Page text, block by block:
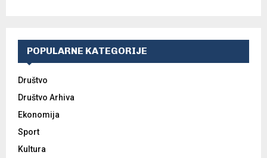
POPULARNE KATEGORIJE
Društvo
Društvo Arhiva
Ekonomija
Sport
Kultura